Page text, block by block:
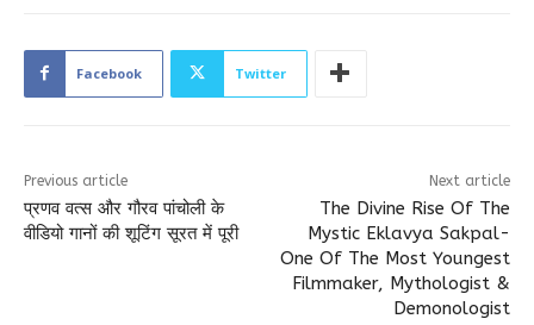
Facebook Twitter
Previous article
प्रणव वत्स और गौरव पांचोली के
वीडियो गानों की शूटिंग सूरत में पूरी
Next article
The Divine Rise Of The
Mystic Eklavya Sakpal-
One Of The Most Youngest
Filmmaker, Mythologist &
Demonologist